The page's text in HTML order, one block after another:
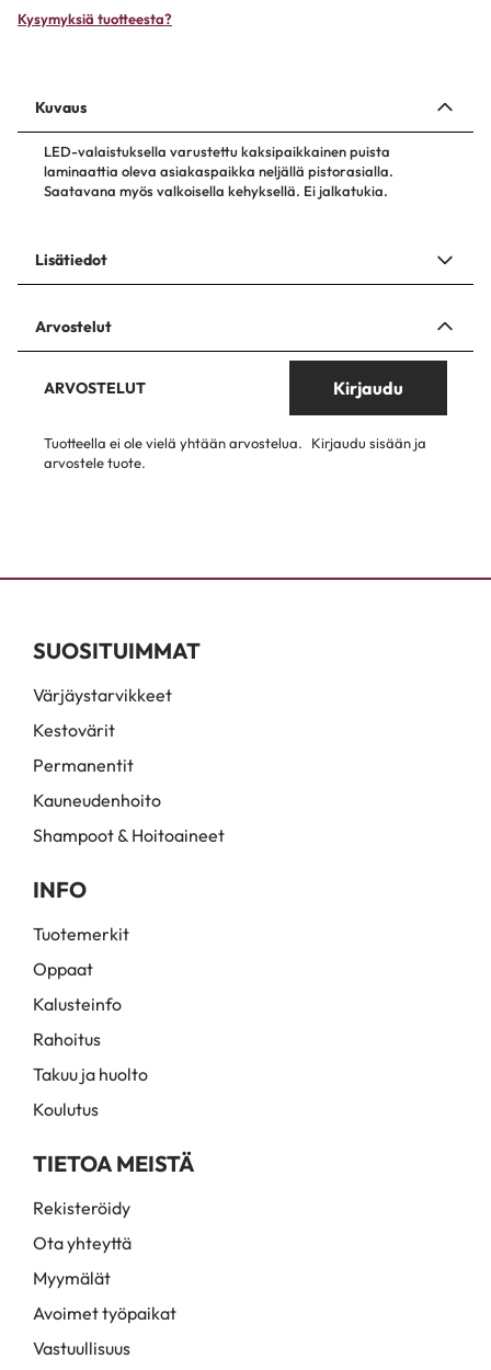
Kysymyksiä tuotteesta?
Kuvaus
LED-valaistuksella varustettu kaksipaikkainen puista
laminaattia oleva asiakaspaikka neljällä pistorasialla.
Saatavana myös valkoisella kehyksellä. Ei jalkatukia.
Lisätiedot
Arvostelut
ARVOSTELUT Kirjaudu
Tuotteella ei ole vielä yhtään arvostelua.
Kirjaudu sisään ja
arvostele tuote.
SUOSITUIMMAT
Värjäystarvikkeet
Kestovärit
Permanentit
Kauneudenhoito
Shampoot & Hoitoaineet
INFO
Tuotemerkit
Oppaat
Kalusteinfo
Rahoitus
Takuu ja huolto
Koulutus
TIETOA MEISTÄ
Rekisteröidy
Ota yhteyttä
Myymälät
Avoimet työpaikat
Vastuullisuus